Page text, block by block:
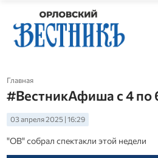
Главная
#ВестникАфиша с 4 по
03 апреля 2025 | 16:29
"ОВ" собрал спектакли этой недели